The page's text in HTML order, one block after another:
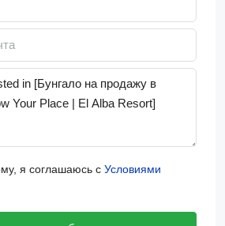
я соглашаюсь с Условиями